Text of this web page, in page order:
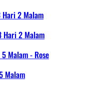
2 Malam
Hari 2 Malam
Malam